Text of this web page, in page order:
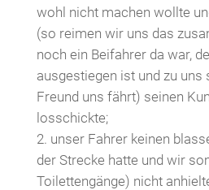
wohl nicht machen wollte
(so reimen wir uns das
noch ein Beifahrer da war,
ausgestiegen ist und zu uns
Freund uns fährt) seinen
losschickte;
unser Fahrer keinen
der Strecke hatte und wir
Toilettengänge) nicht